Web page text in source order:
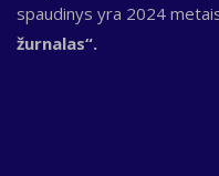
spaudinys yra 2024
žurnalas“.